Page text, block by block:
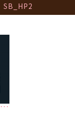
SB_HP2